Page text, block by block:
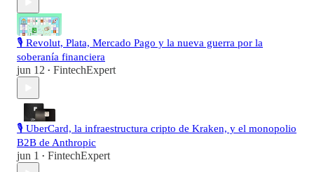
🎙️ Revolut, Plata, Mercado Pago y la nueva guerra por la
soberanía financiera
jun 12 • FintechExpert
🎙️ UberCard, la infraestructura cripto de Kraken, y el monopolio
B2B de Anthropic
jun 1 • FintechExpert